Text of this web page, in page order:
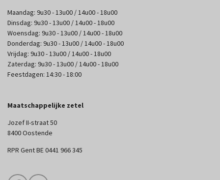
Maandag: 9u30 - 13u00 / 14u00 - 18u00
Dinsdag: 9u30 - 13u00 / 14u00 - 18u00
Woensdag: 9u30 - 13u00 / 14u00 - 18u00
Donderdag: 9u30 - 13u00 / 14u00 - 18u00
Vrijdag: 9u30 - 13u00 / 14u00 - 18u00
Zaterdag: 9u30 - 13u00 / 14u00 - 18u00
Feestdagen: 14:30 - 18:00
Maatschappelijke zetel
Jozef II-straat 50
8400 Oostende
RPR Gent BE 0441 966 345